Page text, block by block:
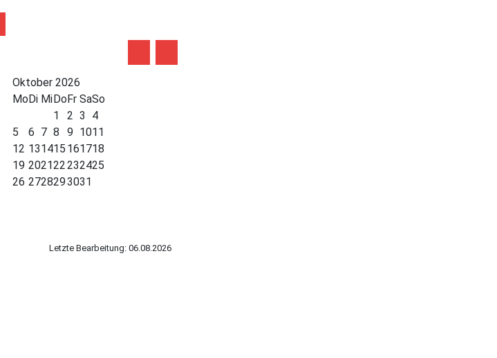
Oktober 2026
MoDi MiDoFr SaSo
1
2 3
4
5
6 7 8 9 1011
12 131415 161718
19 202122232425
26 2728293031
Letzte Bearbeitung: 06.08.2026